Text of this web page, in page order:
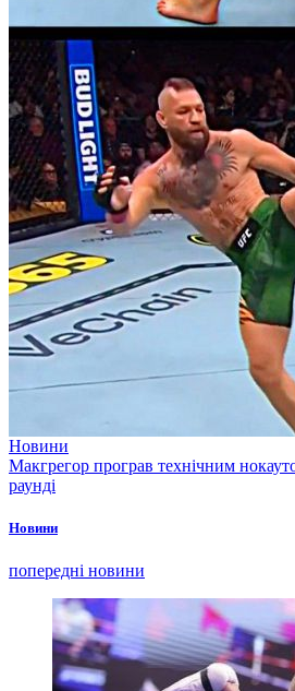
Новини
Макгрегор програв технічним
раунді
Новини
попередні новини